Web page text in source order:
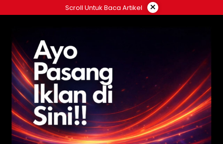
ke
Scroll Untuk Baca Artikel ×